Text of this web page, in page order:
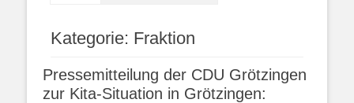
Kategorie: Fraktion
Pressemitteilung der CDU Grötzingen
zur Kita-Situation in Grötzingen: